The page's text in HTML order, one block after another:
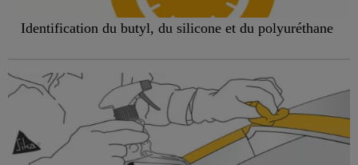
Identification du butyl, du silicone et du polyuréthane